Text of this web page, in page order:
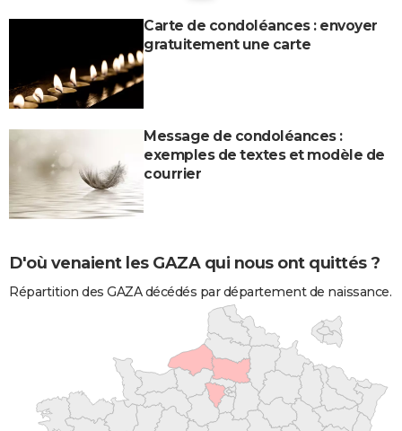
Carte de condoléances : envoyer
gratuitement une carte
Message de condoléances :
exemples de textes et modèle de
courrier
D'où venaient les GAZA qui nous ont quittés ?
Répartition des GAZA décédés par département de naissance.